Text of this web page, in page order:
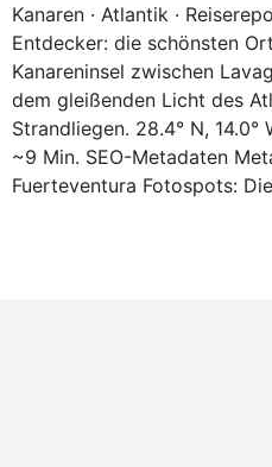
Kanaren · Atlantik ·
Entdecker: die schönsten
Kanareninsel zwischen
dem gleißenden Licht des
Strandliegen. 28.4° N,
~9 Min. SEO-Metadaten
Fuerteventura Fotospots: